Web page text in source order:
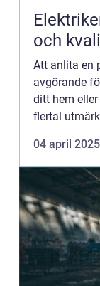
och
Att anlita en
avgörande
ditt hem
flertal
04 april 2025